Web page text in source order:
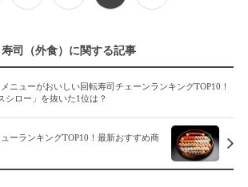
寿司（外食）に関する記事
ニューがおいしい回転寿司チェーンランキングTOP10！
シロー」を抜いた1位は？
ーランキングTOP10！最新おすすめ商